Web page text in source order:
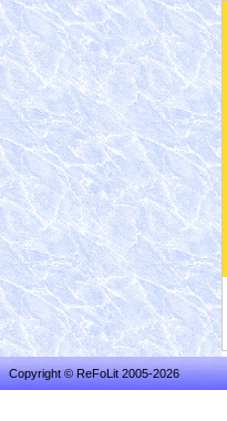
Copyright © ReFoLit 2005-2026